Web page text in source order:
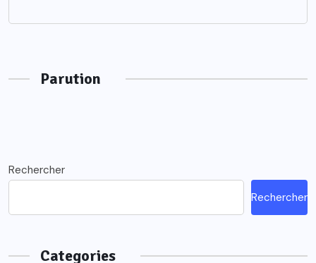
Parution
Rechercher
Rechercher
Categories